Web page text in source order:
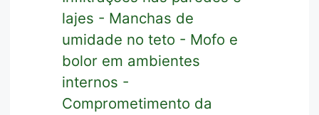
lajes - Manchas de
umidade no teto - Mofo e
bolor em ambientes
internos -
Comprometimento da